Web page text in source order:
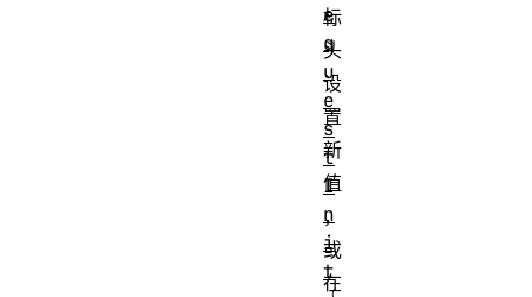
标
头
设
置
新
值
，
或
在
e
q
u
e
s
t
I
n
i
t